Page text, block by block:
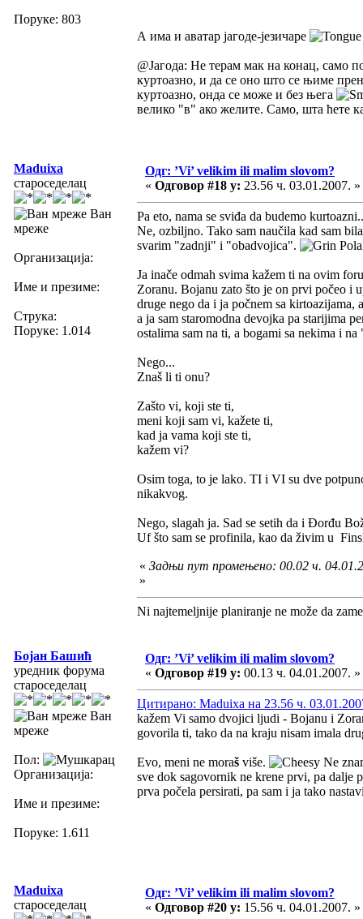
Поруке: 803
А има и аватар јагоде-језичаре
@Јагода: Не терам мак на конац, само
куртоазно, и да се оно што се њиме
куртоазно, онда се може и без њега
велико "в" ако желите. Само, шта ћете
Maduixa
староседелац
Ван
мреже
Организација:
Име и презиме:
Струка:
Поруке: 1.014
Одг: ’Vi’ velikim ili malim slovom?
« Одговор #18 у: 23.56 ч. 03.01.2007. »
Pa eto, nama se sviđa da budemo
Ne, ozbiljno. Tako sam naučila kad sam
svarim "zadnji" i "obadvojica".
Ja inače odmah svima kažem ti na ovim
Zoranu. Bojanu zato što je on prvi počeo i
druge nego da i ja počnem sa kirtoazijama,
a ja sam staromodna devojka pa starijima
ostalima sam na ti, a bogami sa nekima i
Nego...
Znaš li ti onu?
Zašto vi, koji ste ti,
meni koji sam vi, kažete ti,
kad ja vama koji ste ti,
kažem vi?
Osim toga, to je lako. TI i VI su dve
nikakvog.
Nego, slagah ja. Sad se setih da i Đorđu
Uf što sam se profinila, kao da živim u
« Задњи пут промењено: 00.02 ч.
»
Ni najtemeljnije planiranje ne može da
Бојан Башић
уредник форума
староседелац
Ван
мреже
Пол:
Организација:
Име и презиме:
Поруке: 1.611
Одг: ’Vi’ velikim ili malim slovom?
« Одговор #19 у: 00.13 ч. 04.01.2007. »
Цитирано: Maduixa на 23.56 ч.
kažem Vi samo dvojici ljudi - Bojanu i
govorila ti, tako da na kraju nisam imala
Evo, meni ne moraš više.
Ne
sve dok sagovornik ne krene prvi, pa dalje
prva počela persirati, pa sam i ja tako
Maduixa
староседелац
Одг: ’Vi’ velikim ili malim slovom?
« Одговор #20 у: 15.56 ч. 04.01.2007. »